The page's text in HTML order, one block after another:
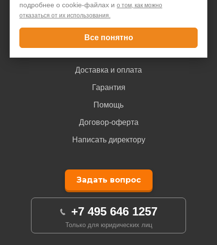
подробнее о cookie-файлах и о том, как можно
отказаться от их использования.
Все понятно
Контакты
Покупателю
Доставка и оплата
Гарантия
Помощь
Договор-оферта
Написать директору
Задать вопрос
+7 495 646 1257
Только для юридических лиц